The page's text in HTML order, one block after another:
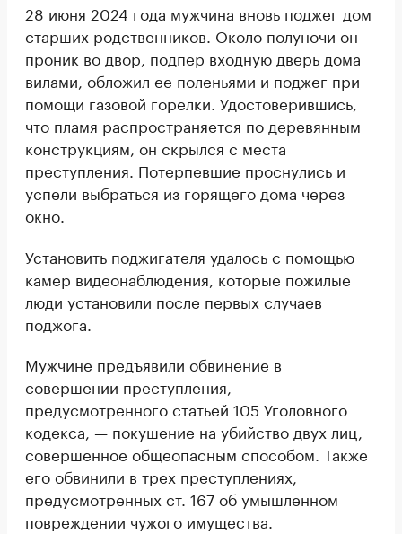
28 июня 2024 года мужчина вновь поджег дом
старших родственников. Около полуночи он
проник во двор, подпер входную дверь дома
вилами, обложил ее поленьями и поджег при
помощи газовой горелки. Удостоверившись,
что пламя распространяется по деревянным
конструкциям, он скрылся с места
преступления. Потерпевшие проснулись и
успели выбраться из горящего дома через
окно.
Установить поджигателя удалось с помощью
камер видеонаблюдения, которые пожилые
люди установили после первых случаев
поджога.
Мужчине предъявили обвинение в
совершении преступления,
предусмотренного статьей 105 Уголовного
кодекса, — покушение на убийство двух лиц,
совершенное общеопасным способом. Также
его обвинили в трех преступлениях,
предусмотренных ст. 167 об умышленном
повреждении чужого имущества.